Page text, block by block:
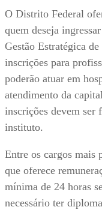
O Distrito Federal
quem deseja
Gestão Estratégica
inscrições para
poderão atuar em
atendimento da
inscrições devem ser
instituto.
Entre os cargos mais
que oferece
mínima de 24 horas
necessário ter